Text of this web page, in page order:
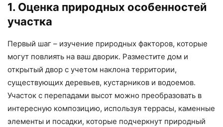
1. Оценка природных особенностей
участка
Первый шаг – изучение природных факторов, которые
могут повлиять на ваш дворик. Разместите дом и
открытый двор с учетом наклона территории,
существующих деревьев, кустарников и водоемов.
Участок с перепадами высот можно преобразовать в
интересную композицию, используя террасы, каменные
элементы и посадки, которые подчеркнут природный